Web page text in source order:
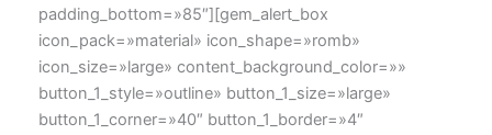
padding_bottom=»85″][gem_alert_box
icon_pack=»material» icon_shape=»romb»
icon_size=»large» content_background_color=»»
button_1_style=»outline» button_1_size=»large»
button_1_corner=»40″ button_1_border=»4″